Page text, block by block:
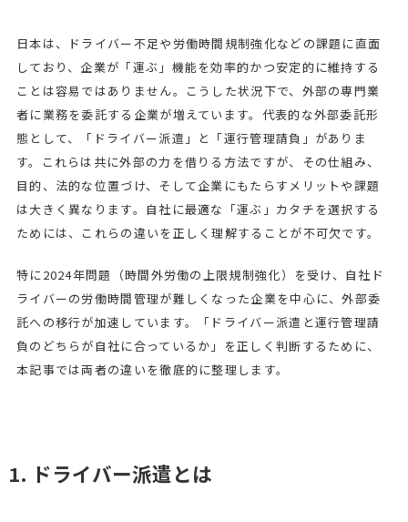
日本は、ドライバー不足や労働時間規制強化などの課題に直面
しており、企業が「運ぶ」機能を効率的かつ安定的に維持する
ことは容易ではありません。こうした状況下で、外部の専門業
者に業務を委託する企業が増えています。代表的な外部委託形
態として、「ドライバー派遣」と「運行管理請負」がありま
す。これらは共に外部の力を借りる方法ですが、その仕組み、
目的、法的な位置づけ、そして企業にもたらすメリットや課題
は大きく異なります。自社に最適な「運ぶ」カタチを選択する
ためには、これらの違いを正しく理解することが不可欠です。
特に2024年問題（時間外労働の上限規制強化）を受け、自社ド
ライバーの労働時間管理が難しくなった企業を中心に、外部委
託への移行が加速しています。「ドライバー派遣と運行管理請
負のどちらが自社に合っているか」を正しく判断するために、
本記事では両者の違いを徹底的に整理します。
1. ドライバー派遣とは